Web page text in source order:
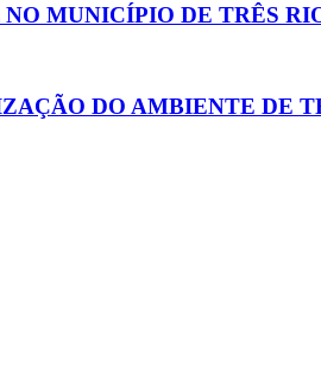
MUNICÍPIO DE TRÊS
DO AMBIENTE DE